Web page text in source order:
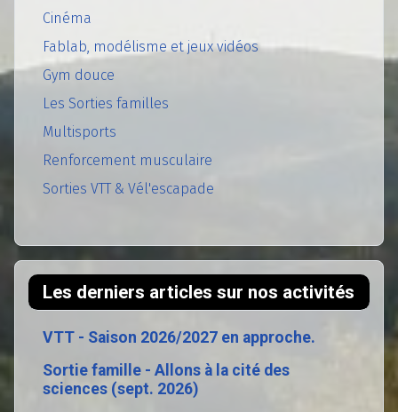
Cinéma
Fablab, modélisme et jeux vidéos
Gym douce
Les Sorties familles
Multisports
Renforcement musculaire
Sorties VTT & Vél'escapade
Les derniers articles sur nos activités
VTT - Saison 2026/2027 en approche.
Sortie famille - Allons à la cité des
sciences (sept. 2026)